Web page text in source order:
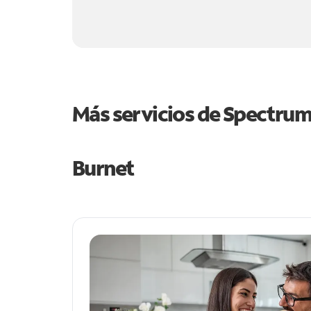
Más servicios de
Burnet